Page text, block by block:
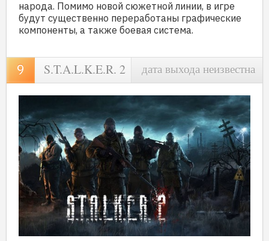
народа. Помимо новой сюжетной линии, в игре
будут существенно переработаны графические
компоненты, а также боевая система.
S.T.A.L.K.E.R. 2 дата выхода неизвестна